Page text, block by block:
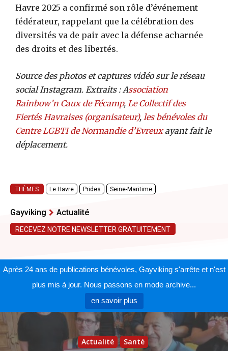
Havre 2025 a confirmé son rôle d’événement
fédérateur, rappelant que la célébration des
diversités va de pair avec la défense acharnée
des droits et des libertés.
Source des photos et captures vidéo sur le réseau
social Instagram. Extraits : Association
Rainbow’n Caux de Fécamp, Le Collectif des
Fiertés Havraises (organisateur), les bénévoles du
Centre LGBTI de Normandie d’Evreuxayant fait le
déplacement.
THÈMES Le Havre Prides Seine-Maritime
Gayviking Actualité
RECEVEZ NOTRE NEWSLETTER GRATUITEMENT